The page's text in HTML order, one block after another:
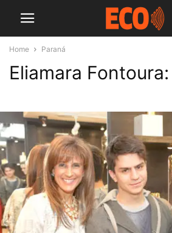
Home Paraná
Eliamara